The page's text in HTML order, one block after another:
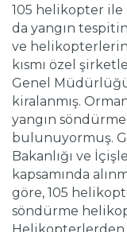
105 helikopter ile
da yangın
ve
kısmı özel
Genel Müdürlüğü
kiralanmış.
yangın
bulunuyormuş.
Bakanlığı ve
kapsamında
göre, 105
söndürme